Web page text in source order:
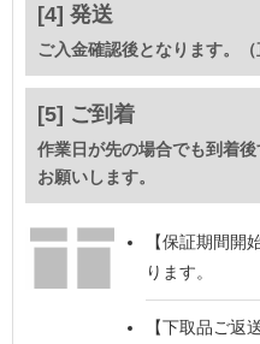
[4] 発送
ご入金確認後となります。（
[5] ご到着
作業日が先の場合でも到着
お願いします。
【保証期間開始
ります。
【下取品ご返送